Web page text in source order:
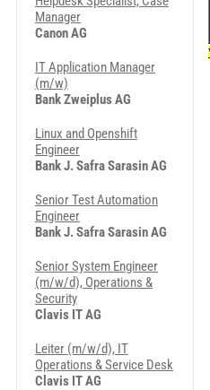
Manager
Canon AG
IT Application Manager
(m/w)
Bank Zweiplus AG
Linux and Openshift
Engineer
Bank J. Safra Sarasin AG
Senior Test Automation
Engineer
Bank J. Safra Sarasin AG
Senior System Engineer
(m/w/d), Operations &
Security
Clavis IT AG
Leiter (m/w/d), IT
Operations & Service Desk
Clavis IT AG